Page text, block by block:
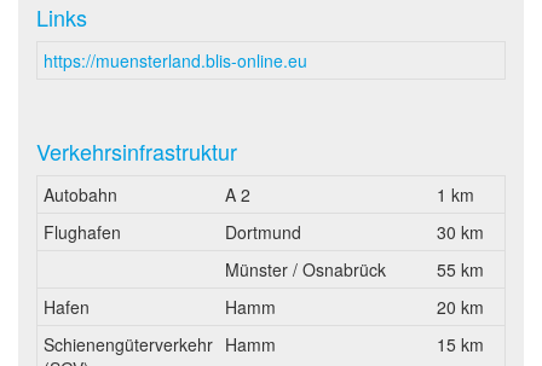
Links
https://muensterland.blis-online.eu
Verkehrsinfrastruktur
Autobahn A 2
1 km
Flughafen
Dortmund
30 km
Münster / Osnabrück
55 km
Hafen
Hamm
20 km
Schienengüterverkehr Hamm 15 km